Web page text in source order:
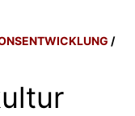
/